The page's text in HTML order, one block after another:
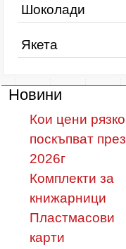
Шоколади
Якета
Новини
Кои цени рязко
поскъпват през
2026г
Комплекти за
книжарници
Пластмасови
карти